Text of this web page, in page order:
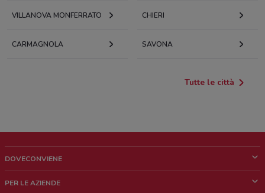
VILLANOVA MONFERRATO CHIERI
CARMAGNOLA SAVONA
Tutte le città
DOVECONVIENE
PER LE AZIENDE